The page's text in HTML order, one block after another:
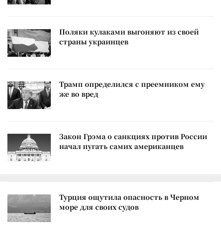
Поляки кулаками выгоняют из своей
страны украинцев
Трамп определился с преемником ему
же во вред
Закон Грэма о санкциях против России
начал пугать самих американцев
Турция ощутила опасность в Черном
море для своих судов